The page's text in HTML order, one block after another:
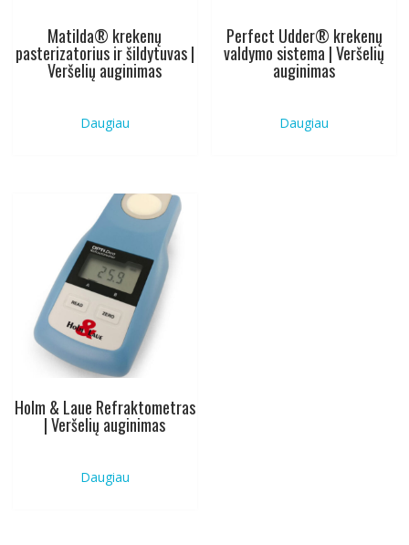
Matilda® krekenų
pasterizatorius ir šildytuvas |
Veršelių auginimas
Daugiau
Perfect Udder® krekenų
valdymo sistema | Veršelių
auginimas
Daugiau
Holm & Laue Refraktometras
| Veršelių auginimas
Daugiau